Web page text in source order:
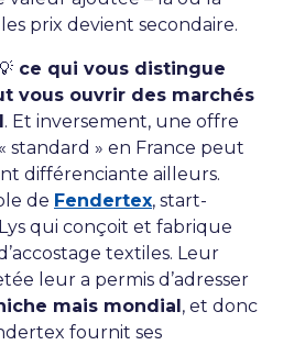
prix devient secondaire.
ce qui vous distingue
vous ouvrir des marchés
. Et inversement, une offre
standard » en France peut
différenciante ailleurs.
de Fendertex, start-
qui conçoit et fabrique
textiles. Leur
leur a permis d’adresser
mais mondial , et donc
fournit ses